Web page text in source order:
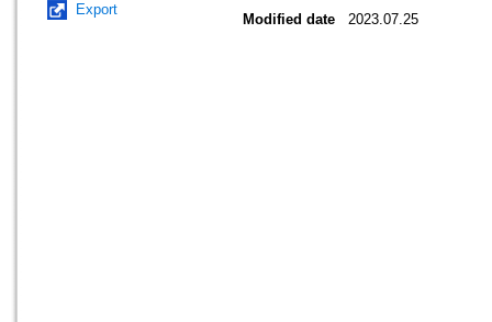
Export
Modified date
2023.07.25